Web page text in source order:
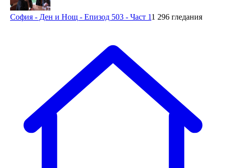
София - Ден и Нощ - Епизод 503 - Част 11 296 гледания